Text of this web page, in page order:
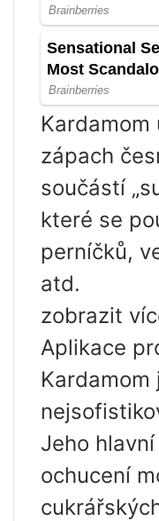
Kardamom
zápach
součástí
které se
perníčků,
atd.
zobrazit
Aplikace
Kardamom
Jeho
ochucení